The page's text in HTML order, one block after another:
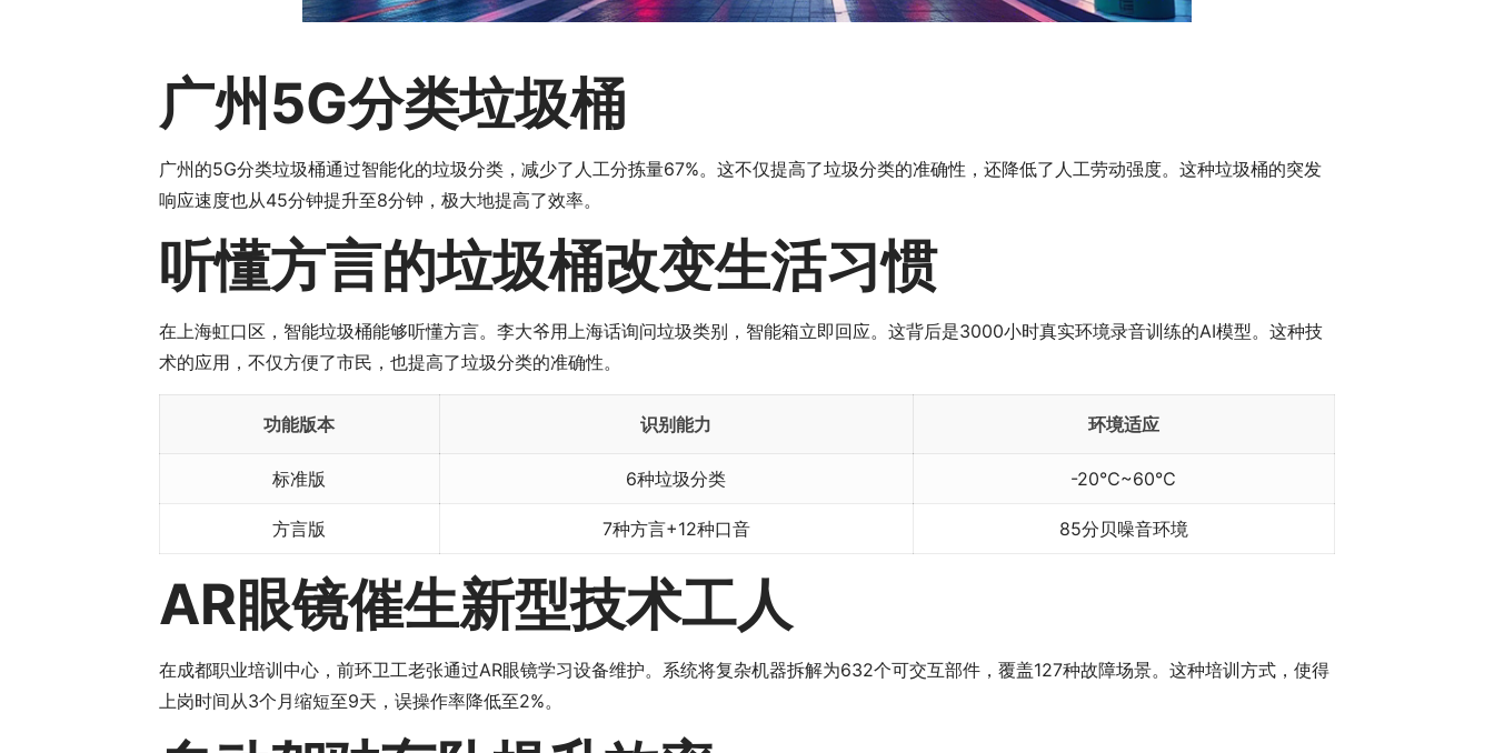
广州5G分类垃圾桶
广州的5G分类垃圾桶通过智能化的垃圾分类，减少了人工分拣量67%。这不仅提高了垃圾分类的准确性，还降低了人工劳动强度。这种垃圾桶的突发
响应速度也从45分钟提升至8分钟，极大地提高了效率。
听懂方言的垃圾桶改变生活习惯
在上海虹口区，智能垃圾桶能够听懂方言。李大爷用上海话询问垃圾类别，智能箱立即回应。这背后是3000小时真实环境录音训练的AI模型。这种技
术的应用，不仅方便了市民，也提高了垃圾分类的准确性。
功能版本 识别能力 环境适应
标准版 6种垃圾分类 -20℃~60℃
方言版 7种方言+12种口音 85分贝噪音环境
AR眼镜催生新型技术工人
在成都职业培训中心，前环卫工老张通过AR眼镜学习设备维护。系统将复杂机器拆解为632个可交互部件，覆盖127种故障场景。这种培训方式，使得
上岗时间从3个月缩短至9天，误操作率降低至2%。